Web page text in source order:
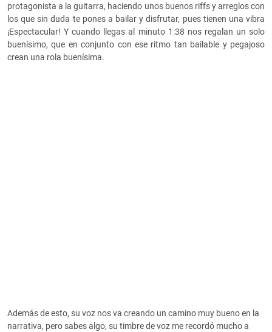
protagonista a la guitarra, haciendo unos buenos riffs y arreglos con
los que sin duda te pones a bailar y disfrutar, pues tienen una vibra
¡Espectacular! Y cuando llegas al minuto 1:38 nos regalan un solo
buenísimo, que en conjunto con ese ritmo tan bailable y pegajoso
crean una rola buenísima.
Además de esto, su voz nos va creando un camino muy bueno en la
narrativa, pero sabes algo, su timbre de voz me recordó mucho a